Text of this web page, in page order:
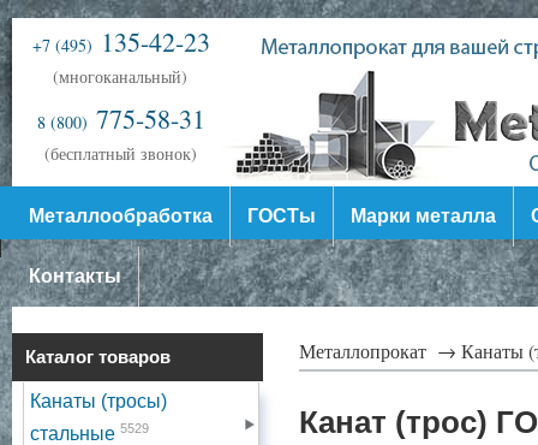
+7 (495) 135-42-23
(многоканальный)
8 (800) 775-58-31
(бесплатный звонок)
Металлообработка ГОСТы Марки металла
Контакты
Каталог товаров
Канаты (тросы)
стальные 5529
Металлопрокат → Канаты
Канат (трос)